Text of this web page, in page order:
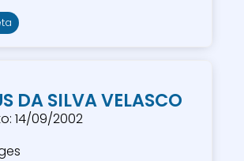
DA SILVA VELASCO
14/09/2002